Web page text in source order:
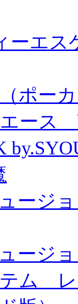
ーエ
ポー
ース
ージ
ージ
テム